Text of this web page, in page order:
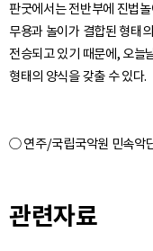
판굿에서는 전반부에 진법
무용과 놀이가 결합된 형태
전승되고 있기 때문에, 오늘
관련자료